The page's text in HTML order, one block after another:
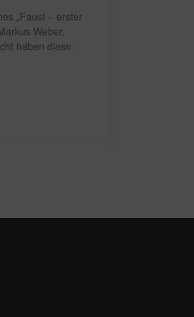
„Faust – erster
Weber,
haben diese